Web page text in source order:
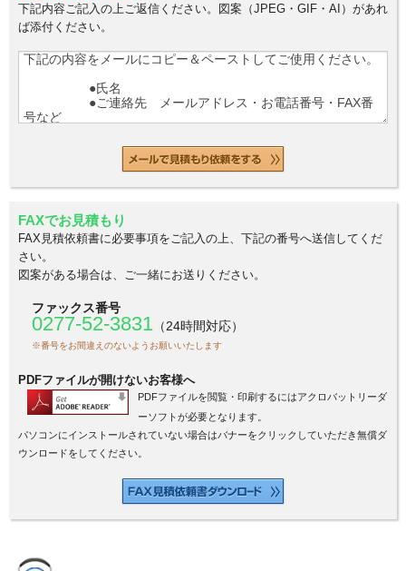
下記内容ご記入の上ご返信ください。図案（JPEG・GIF・AI）があれ
ば添付ください。
FAXでお見積もり
FAX見積依頼書に必要事項をご記入の上、下記の番号へ送信してくだ
さい。
図案がある場合は、ご一緒にお送りください。
ファックス番号
0277-52-3831 （24時間対応）
※番号をお間違えのないようお願いいたします
PDFファイルが開けないお客様へ
PDFファイルを閲覧・印刷するにはアクロバットリーダ
ーソフトが必要となります。
パソコンにインストールされていない場合はバナーをクリックしていただき無償ダ
ウンロードをしてください。